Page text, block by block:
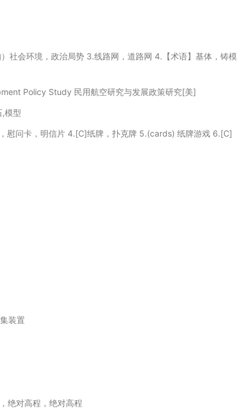
社会环境，政治局势 3.线路网，道路网 4.【术语】基体，铸模
Policy Study 民用航空研究与发展政策研究[美]
模型
慰问卡，明信片 4.[C]纸牌，扑克牌 5.(cards) 纸牌游戏 6.[C]
装置
绝对高程，绝对高程